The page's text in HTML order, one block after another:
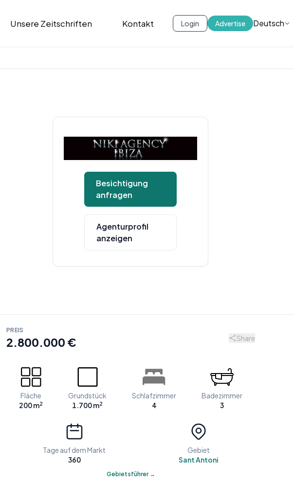
Unsere Zeitschriften Kontakt Login Advertise Deutsch
Besichtigung
anfragen
Agenturprofil
anzeigen
PREIS
2.800.000 € Share
Fläche
200 m2
Grundstück
1.700 m2
Schlafzimmer
4
Badezimmer
3
Tage auf dem Markt
360
Gebiet
Sant Antoni
Gebietsführer →